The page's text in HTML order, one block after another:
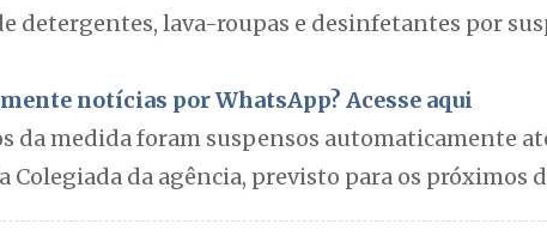
detergentes, lava-roupas e desinfetantes por
notícias por WhatsApp? Acesse aqui
da medida foram suspensos automaticamente
da agência, previsto para os próximos